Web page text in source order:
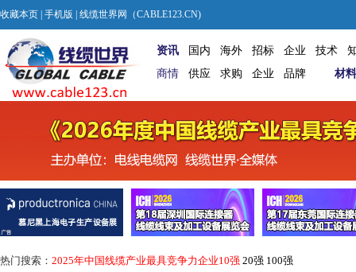
收藏本页 手机版 | 线缆世界网（CABLE123.CN)
资讯 国内 海外 招标 企业 技术
商情
供应 求购 企业 品牌 材料
热门搜索： 2025年中国线缆产业最具竞争力企业10强 20强 100强